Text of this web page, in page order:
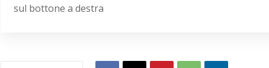
sul bottone a destra